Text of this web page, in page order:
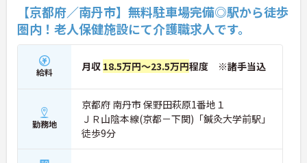
【京都府／南丹市】無料駐車場完備◎駅から徒歩
圏内！老人保健施設にて介護職求人です。
給料 月収 18.5万円～23.5万円程度 ※諸手当込
勤務地
京都府 南丹市 保野田萩原1番地１
ＪＲ山陰本線(京都－下関)「鍼灸大学前駅」
徒歩9分